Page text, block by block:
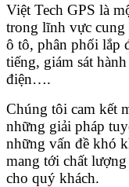
Việt Tech GPS là
trong lĩnh vực cung
ô tô, phân phối lắp
tiếng, giám sát
điện….
Chúng tôi cam kết
những giải pháp
những vấn đề khó
mang tới chất
cho quý khách.